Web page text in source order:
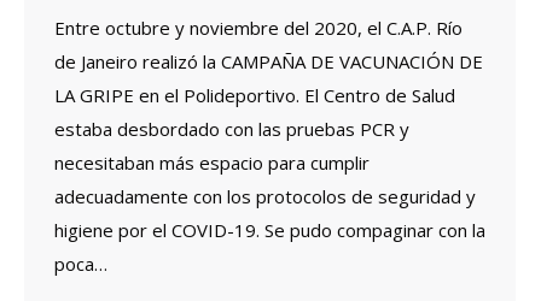
Entre octubre y noviembre del 2020, el C.A.P. Río
de Janeiro realizó la CAMPAÑA DE VACUNACIÓN DE
LA GRIPE en el Polideportivo. El Centro de Salud
estaba desbordado con las pruebas PCR y
necesitaban más espacio para cumplir
adecuadamente con los protocolos de seguridad y
higiene por el COVID-19. Se pudo compaginar con la
poca…